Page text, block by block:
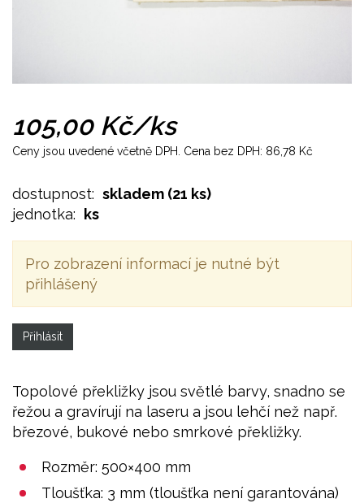
105,00 Kč/ks
Ceny jsou uvedené včetně DPH. Cena bez DPH: 86,78 Kč
dostupnost: skladem (21 ks)
jednotka:
ks
Pro zobrazení informací je nutné být
přihlášený
Přihlásit
Topolové překližky jsou světlé barvy, snadno se
řežou a gravírují na laseru a jsou lehčí než např.
březové, bukové nebo smrkové překližky.
Rozměr: 500×400 mm
Tloušťka: 3 mm (tloušťka není garantována)